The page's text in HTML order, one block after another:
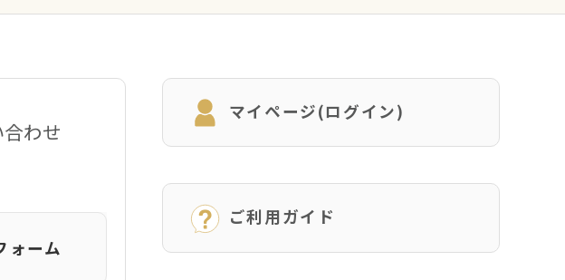
わせ
ォーム
マイページ(ログイン)
ご利用ガイド